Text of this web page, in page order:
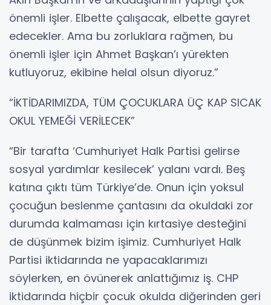
önemli işler. Elbette çalışacak, elbette gayret
edecekler. Ama bu zorluklara rağmen, bu
önemli işler için Ahmet Başkan’ı yürekten
kutluyoruz, ekibine helal olsun diyoruz.”
“İKTİDARIMIZDA, TÜM ÇOCUKLARA ÜÇ KAP SICAK
OKUL YEMEĞİ VERİLECEK”
“Bir tarafta ‘Cumhuriyet Halk Partisi gelirse
sosyal yardımlar kesilecek’ yalanı vardı. Beş
katına çıktı tüm Türkiye’de. Onun için yoksul
çocuğun beslenme çantasını da okuldaki zor
durumda kalmaması için kırtasiye desteğini
de düşünmek bizim işimiz. Cumhuriyet Halk
Partisi iktidarında ne yapacaklarımızı
söylerken, en övünerek anlattığımız iş. CHP
iktidarında hiçbir çocuk okulda diğerinden geri